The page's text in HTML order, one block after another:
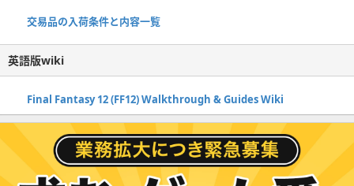
交易品の入荷条件と内容一覧
英語版wiki
Final Fantasy 12 (FF12) Walkthrough & Guides Wiki